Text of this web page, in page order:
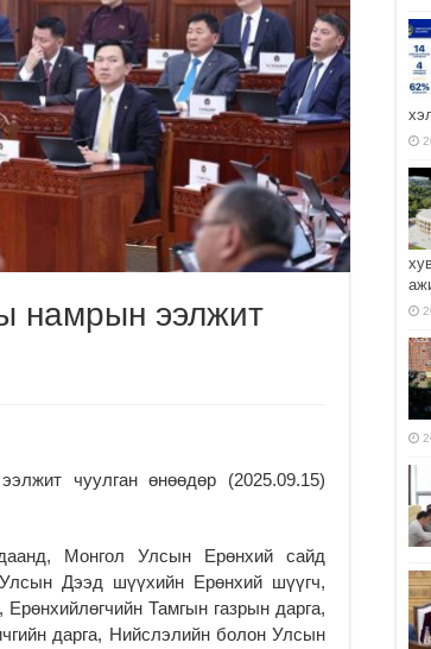
намрын ээлжит
чуулган өнөөдөр (2025.09.15)
Монгол Улсын Ерөнхий сайд
Дээд шүүхийн Ерөнхий шүүгч,
Тамгын газрын дарга,
дарга, Нийслэлийн болон Улсын